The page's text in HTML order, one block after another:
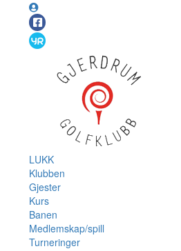
LUKK
Klubben
Gjester
Kurs
Banen
Medlemskap/spill
Turneringer